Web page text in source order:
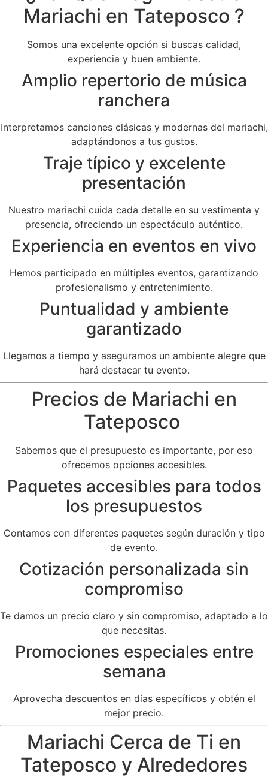
Mariachi en Tateposco ?
Somos una excelente opción si buscas calidad,
experiencia y buen ambiente.
Amplio repertorio de música
ranchera
Interpretamos canciones clásicas y modernas del mariachi,
adaptándonos a tus gustos.
Traje típico y excelente
presentación
Nuestro mariachi cuida cada detalle en su vestimenta y
presencia, ofreciendo un espectáculo auténtico.
Experiencia en eventos en vivo
Hemos participado en múltiples eventos, garantizando
profesionalismo y entretenimiento.
Puntualidad y ambiente
garantizado
Llegamos a tiempo y aseguramos un ambiente alegre que
hará destacar tu evento.
Precios de Mariachi en
Tateposco
Sabemos que el presupuesto es importante, por eso
ofrecemos opciones accesibles.
Paquetes accesibles para todos
los presupuestos
Contamos con diferentes paquetes según duración y tipo
de evento.
Cotización personalizada sin
compromiso
Te damos un precio claro y sin compromiso, adaptado a lo
que necesitas.
Promociones especiales entre
semana
Aprovecha descuentos en días específicos y obtén el
mejor precio.
Mariachi Cerca de Ti en
Tateposco y Alrededores